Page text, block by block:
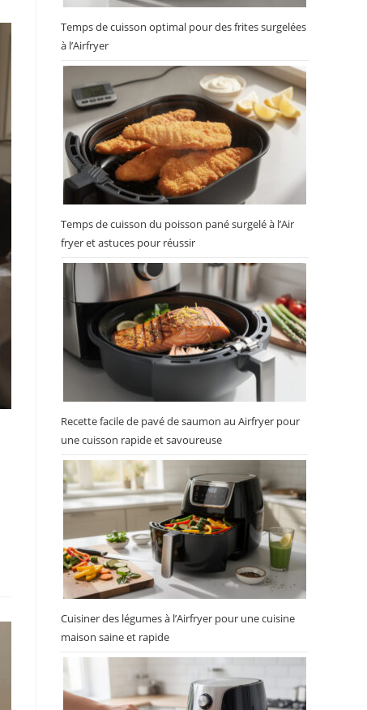
Temps de cuisson optimal pour des frites surgelées
à l’Airfryer
Temps de cuisson du poisson pané surgelé à l’Air
fryer et astuces pour réussir
Recette facile de pavé de saumon au Airfryer pour
une cuisson rapide et savoureuse
Cuisiner des légumes à l’Airfryer pour une cuisine
maison saine et rapide